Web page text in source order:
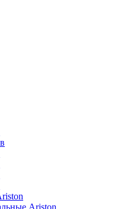
Ariston